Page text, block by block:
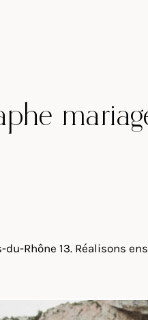
Rhône 13. Réalisons